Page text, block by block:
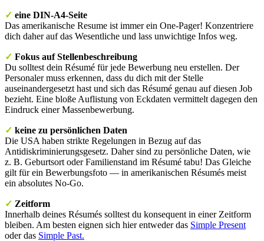
✓ eine DIN-A4-Seite
Das amerikanische Resume ist immer ein One-Pager! Konzentriere
dich daher auf das Wesentliche und lass unwichtige Infos weg.
✓ Fokus auf Stellenbeschreibung
Du solltest dein Résumé für jede Bewerbung neu erstellen. Der
Personaler muss erkennen, dass du dich mit der Stelle
auseinandergesetzt hast und sich das Résumé genau auf diesen Job
bezieht. Eine bloße Auflistung von Eckdaten vermittelt dagegen den
Eindruck einer Massenbewerbung.
✓ keine zu persönlichen Daten
Die USA haben strikte Regelungen in Bezug auf das
Antidiskriminierungsgesetz. Daher sind zu persönliche Daten, wie
z. B. Geburtsort oder Familienstand im Résumé tabu! Das Gleiche
gilt für ein Bewerbungsfoto — in amerikanischen Résumés meist
ein absolutes No-Go.
✓ Zeitform
Innerhalb deines Résumés solltest du konsequent in einer Zeitform
bleiben. Am besten eignen sich hier entweder das Simple Present
oder das Simple Past.